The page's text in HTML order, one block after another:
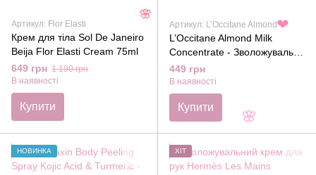
Артикул: Flor Elasti
Крем для тіла Sol De Janeiro
Beija Flor Elasti Cream 75ml
649 грн 1 190 грн
В наявності
Купити
Артикул: L’Occitane Almond
L’Occitane Almond Milk
Concentrate - Зволожувальне
молочко для тіла з
мигдальним молоком, 200
мл
449 грн
В наявності
Купити
НОВИНКА ХІТ
🌸